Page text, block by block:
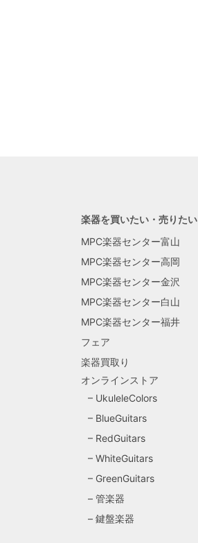
楽器を買いたい・売りたい
MPC楽器センター富山
MPC楽器センター高岡
MPC楽器センター金沢
MPC楽器センター白山
MPC楽器センター福井
フェア
楽器買取り
オンラインストア
UkuleleColors
BlueGuitars
RedGuitars
WhiteGuitars
GreenGuitars
管楽器
鍵盤楽器